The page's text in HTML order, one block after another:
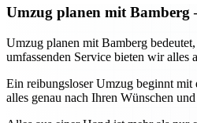
Umzug planen mit Bamberg
Umzug planen mit Bamberg
umfassenden Service bieten wir alles
Ein reibungsloser Umzug beginnt mit
alles genau nach Ihren Wünschen